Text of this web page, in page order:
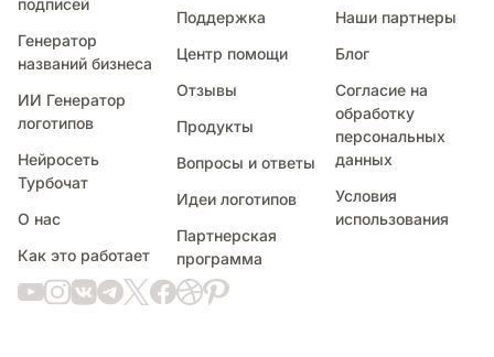
Пламя
Лес
Озеро
Лилия
Молния
Магма
Орхидея
Пальмы
подписей
Генератор
названий бизнеса
ИИ Генератор
логотипов
Нейросеть
Турбочат
О нас
Как это работает
Поддержка
Центр помощи
Отзывы
Продукты
Вопросы и ответы
Идеи логотипов
Партнерская
программа
Наши партнеры
Блог
Согласие на
обработку
персональных
данных
Условия
использования